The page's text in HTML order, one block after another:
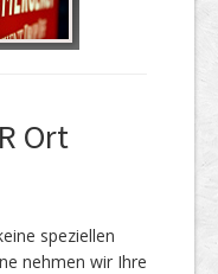
Ort
speziellen
nehmen wir Ihre